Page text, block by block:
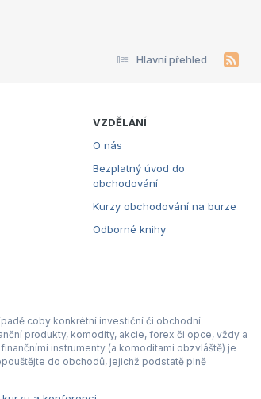
Hlavní přehled
VZDĚLÁNÍ
O nás
Bezplatný úvod do
obchodování
Kurzy obchodování na burze
Odborné knihy
coby konkrétní investiční či obchodní
produkty, komodity, akcie, forex či opce, vždy a
instrumenty (a komoditami obzvláště) je
do obchodů, jejichž podstatě plně